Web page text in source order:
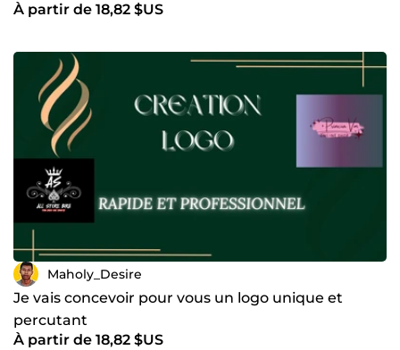
À partir de 18,82 $US
Maholy_Desire
Je vais concevoir pour vous un logo unique et
percutant
À partir de 18,82 $US